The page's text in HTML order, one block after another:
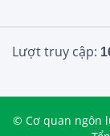
Lượt truy cập:
© Cơ quan ngôn